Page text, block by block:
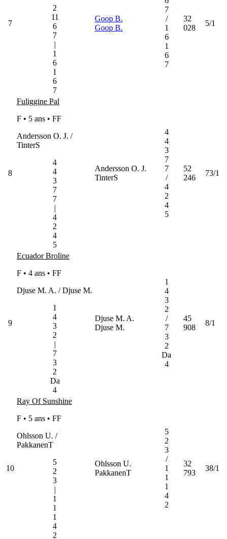
7
2
11
6
7
|
1
6
1
6
7
Goop B.
Goop B.
7
/
1
6
1
6
7
32
028
5/1
8
Fuliggine Pal
F • 5 ans • FF
Andersson O. J. /
TinterS
4
4
3
7
7
|
4
2
4
5
Andersson O. J.
TinterS
4
4
3
7
7
/
4
2
4
5
52
246
73/1
9
Ecuador Broline
F • 4 ans • FF
Djuse M. A. / Djuse M.
1
4
3
2
|
7
3
2
Da
4
Djuse M. A.
Djuse M.
1
4
3
2
/
7
3
2
Da
4
45
908
8/1
10
Ray Of Sunshine
F • 5 ans • FF
Ohlsson U. /
PakkanenT
5
2
3
|
1
1
1
4
2
Ohlsson U.
PakkanenT
5
2
3
/
1
1
1
4
2
32
793
38/1